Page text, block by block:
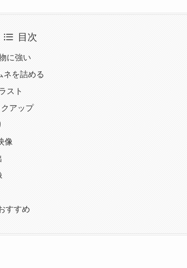
目次
に強い
を詰める
スト
アップ
像
すすめ